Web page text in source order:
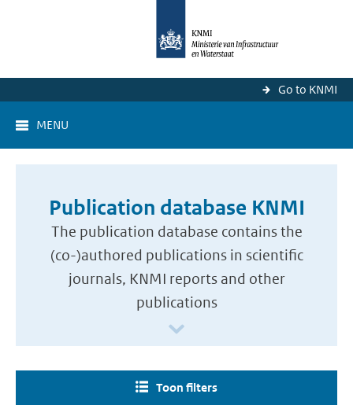
Go to KNMI
MENU
Publication database KNMI
The publication database contains the
(co-)authored publications in scientific
journals, KNMI reports and other
publications
Toon filters